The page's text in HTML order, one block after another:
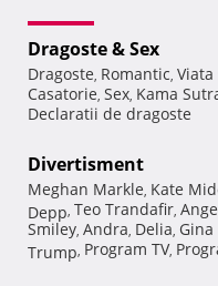
Dragoste & Sex
Dragoste, Romantic, Viata
Casatorie, Sex, Kama
Declaratii de dragoste
Divertisment
Meghan Markle, Kate
Depp, Teo Trandafir,
Smiley, Andra, Delia, Gina
Trump, Program TV,